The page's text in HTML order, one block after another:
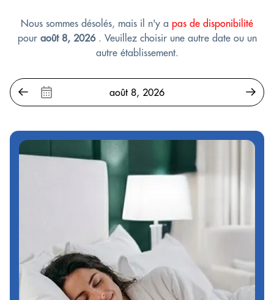
Nous sommes désolés, mais il n'y a pas de disponibilité
pour août 8, 2026. Veuillez choisir une autre date ou un
autre établissement.